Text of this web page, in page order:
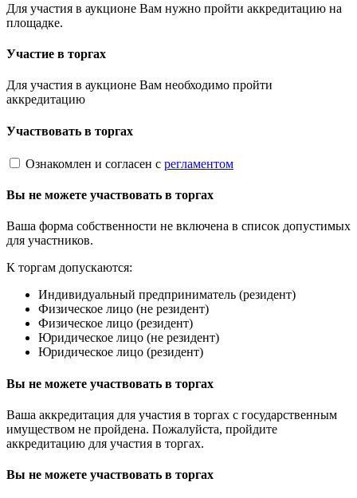
Для участия в аукционе Вам нужно пройти аккредитацию на
площадке.
Участие в торгах
Для участия в аукционе Вам необходимо пройти
аккредитацию
Участвовать в торгах
Ознакомлен и согласен с регламентом
Вы не можете участвовать в торгах
Ваша форма собственности не включена в список допустимых
для участников.
К торгам допускаются:
Индивидуальный предприниматель (резидент)
Физическое лицо (не резидент)
Физическое лицо (резидент)
Юридическое лицо (не резидент)
Юридическое лицо (резидент)
Вы не можете участвовать в торгах
Ваша аккредитация для участия в торгах с государственным
имуществом не пройдена. Пожалуйста, пройдите
аккредитацию для участия в торгах.
Вы не можете участвовать в торгах